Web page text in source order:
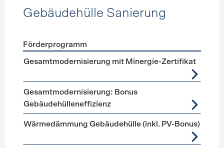
Gebäudehülle Sanierung
Förderprogramme Gebäudehülle Sanierung
Förderprogramm
Gesamtmodernisierung mit Minergie-Zertifikat
Gesamtmodernisierung: Bonus
Gebäudehülleneffizienz
Wärmedämmung Gebäudehülle (inkl. PV-Bonus)